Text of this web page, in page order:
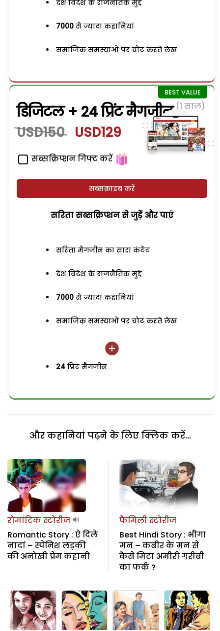
देश विदेश के राजनैतिक मुद्दे
7000 से ज्यादा कहानियां
समाजिक समस्याओं पर चोट करते लेख
डिजिटल + 24 प्रिंट मैगजीन (1 साल)
USD150 USD129
सब्सक्रिप्शन गिफ्ट करें
सब्सक्राइब करें
सरिता सब्सक्रिप्शन से जुड़ेें और पाएं
सरिता मैगजीन का सारा कंटेंट
देश विदेश के राजनैतिक मुद्दे
7000 से ज्यादा कहानियां
समाजिक समस्याओं पर चोट करते लेख
24 प्रिंट मैगजीन
और कहानियां पढ़ने के लिए क्लिक करें...
रोमांटिक स्टोरीज
Romantic Story : ऐ दिले
नादां – स्पेनिश लड़की
की अनोखी प्रेम कहानी
फैमिली स्टोरीज
Best Hindi Story : भीगा
मन – कबीर के मन से
कैसे मिटा अमीरी गरीबी
का फर्क ?